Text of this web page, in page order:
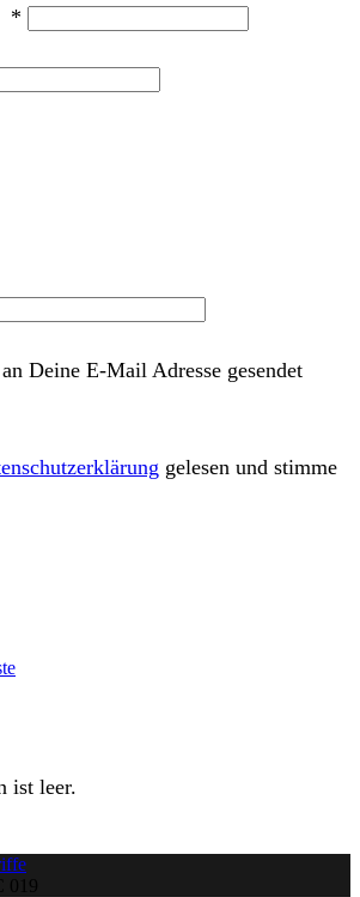
*
Deine E-Mail Adresse gesendet
gelesen und stimme
ist leer.
019